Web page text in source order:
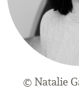
© Natalie